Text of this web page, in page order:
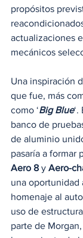
propósitos
actualizaciones
mecánicos
Una inspiración
que fue, más
como ‘Big Blue
banco de
de aluminio
pasaría a formar
Aero 8 y Aero-
una oportunidad
homenaje al
uso de
parte de